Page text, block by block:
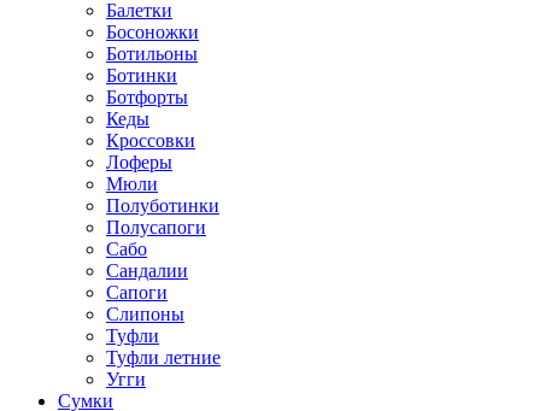
Балетки
Босоножки
Ботильоны
Ботинки
Ботфорты
Кеды
Кроссовки
Лоферы
Мюли
Полуботинки
Полусапоги
Сабо
Сандалии
Сапоги
Слипоны
Туфли
Туфли летние
Угги
Сумки